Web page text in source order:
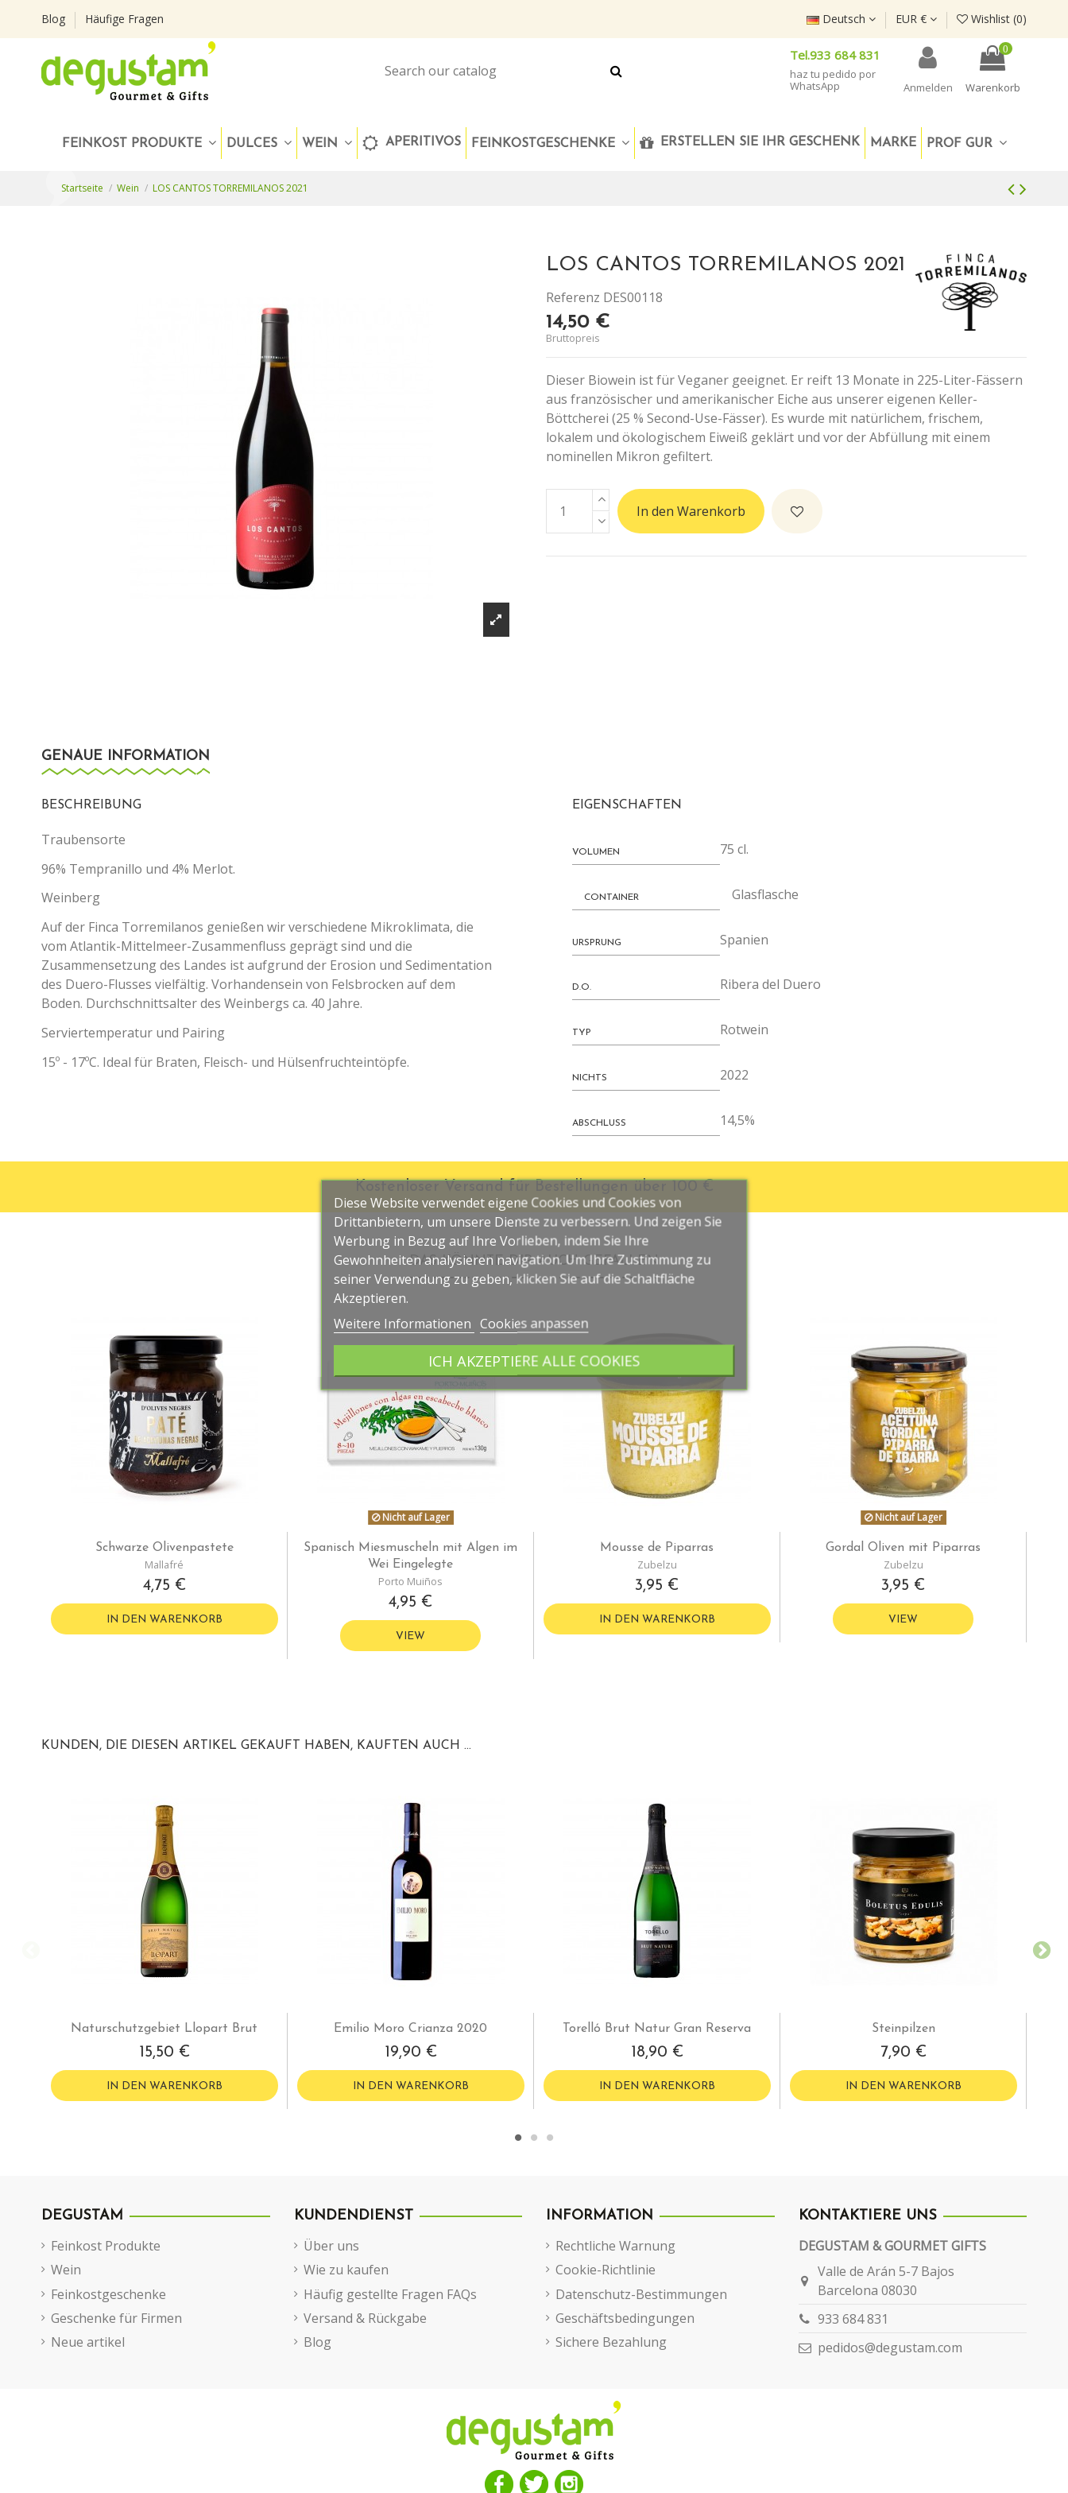
Blog Häufige Fragen Deutsch EUR € Wishlist (0)
Tel.933 684 831
haz tu pedido por
WhatsApp
Anmelden
0
Warenkorb
FEINKOST PRODUKTE DULCES WEIN APERITIVOS FEINKOSTGESCHENKE ERSTELLEN SIE IHR GESCHENK MARKE PROF GUR
Startseite Wein LOS CANTOS TORREMILANOS 2021
LOS CANTOS TORREMILANOS 2021
Referenz DES00118
14,50 €
Bruttopreis
Dieser Biowein ist für Veganer geeignet. Er reift 13 Monate in 225-Liter-Fässern
aus französischer und amerikanischer Eiche aus unserer eigenen Keller-
Böttcherei (25 % Second-Use-Fässer). Es wurde mit natürlichem, frischem,
lokalem und ökologischem Eiweiß geklärt und vor der Abfüllung mit einem
nominellen Mikron gefiltert.
In den Warenkorb
GENAUE INFORMATION
BESCHREIBUNG
Traubensorte
96% Tempranillo und 4% Merlot.
Weinberg
Auf der Finca Torremilanos genießen wir verschiedene Mikroklimata, die
vom Atlantik-Mittelmeer-Zusammenfluss geprägt sind und die
Zusammensetzung des Landes ist aufgrund der Erosion und Sedimentation
des Duero-Flusses vielfältig. Vorhandensein von Felsbrocken auf dem
Boden. Durchschnittsalter des Weinbergs ca. 40 Jahre.
Serviertemperatur und Pairing
15º - 17ºC. Ideal für Braten, Fleisch- und Hülsenfruchteintöpfe.
EIGENSCHAFTEN
VOLUMEN 75 cl.
CONTAINER Glasflasche
URSPRUNG Spanien
D.O. Ribera del Duero
TYP Rotwein
NICHTS 2022
ABSCHLUSS 14,5%
DAS KÖNNTE DIR AUCH GEFALLEN
Schwarze Olivenpastete
Mallafré
4,75 €
IN DEN WARENKORB
Nicht auf Lager
Spanisch Miesmuscheln mit Algen im
Wei Eingelegte
Porto Muiños
4,95 €
VIEW
Mousse de Piparras
Zubelzu
3,95 €
IN DEN WARENKORB
Nicht auf Lager
Gordal Oliven mit Piparras
Zubelzu
3,95 €
VIEW
KUNDEN, DIE DIESEN ARTIKEL GEKAUFT HABEN, KAUFTEN AUCH ...
Naturschutzgebiet Llopart Brut
15,50 €
IN DEN WARENKORB
Emilio Moro Crianza 2020
19,90 €
IN DEN WARENKORB
Torelló Brut Natur Gran Reserva
18,90 €
IN DEN WARENKORB
Steinpilzen
7,90 €
IN DEN WARENKORB
DEGUSTAM
Feinkost Produkte
Wein
Feinkostgeschenke
Geschenke für Firmen
Neue artikel
KUNDENDIENST
Über uns
Wie zu kaufen
Häufig gestellte Fragen FAQs
Versand & Rückgabe
Blog
INFORMATION
Rechtliche Warnung
Cookie-Richtlinie
Datenschutz-Bestimmungen
Geschäftsbedingungen
Sichere Bezahlung
KONTAKTIERE UNS
DEGUSTAM & GOURMET GIFTS
Valle de Arán 5-7 Bajos
Barcelona 08030
933 684 831
pedidos@degustam.com
Diese Website verwendet eigene Cookies und Cookies von
Drittanbietern, um unsere Dienste zu verbessern. Und zeigen Sie
Werbung in Bezug auf Ihre Vorlieben, indem Sie Ihre
Gewohnheiten analysieren navigation. Um Ihre Zustimmung zu
seiner Verwendung zu geben, klicken Sie auf die Schaltfläche
Akzeptieren.
Weitere Informationen Cookies anpassen
ICH AKZEPTIERE ALLE COOKIES